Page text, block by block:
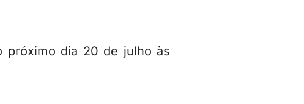
próximo dia 20 de julho às